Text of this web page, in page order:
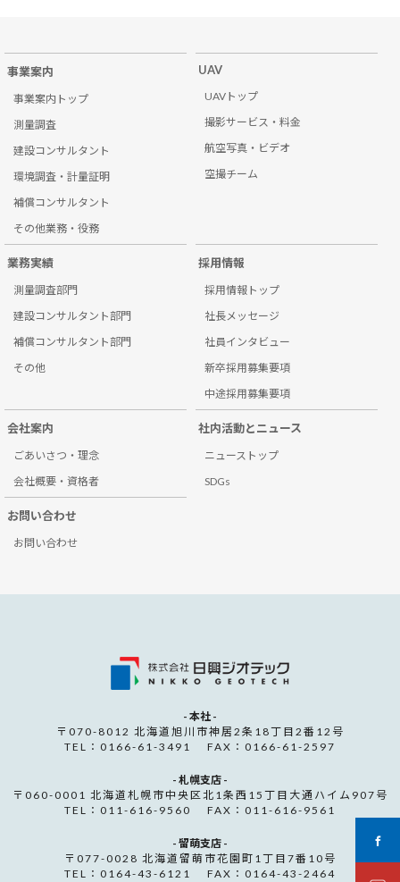
事業案内
事業案内トップ
測量調査
建設コンサルタント
環境調査・計量証明
補償コンサルタント
その他業務・役務
UAV
UAVトップ
撮影サービス・料金
航空写真・ビデオ
空撮チーム
業務実績
測量調査部門
建設コンサルタント部門
補償コンサルタント部門
その他
採用情報
採用情報トップ
社長メッセージ
社員インタビュー
新卒採用募集要項
中途採用募集要項
会社案内
ごあいさつ・理念
会社概要・資格者
社内活動とニュース
ニューストップ
SDGs
お問い合わせ
お問い合わせ
- 本社 -
〒070-8012 北海道旭川市神居2条18丁目2番12号
TEL：0166-61-3491 FAX：0166-61-2597
- 札幌支店 -
〒060-0001 北海道札幌市中央区北1条西15丁目大通ハイム907号
TEL：011-616-9560 FAX：011-616-9561
- 留萌支店 -
〒077-0028 北海道留萌市花園町1丁目7番10号
TEL：0164-43-6121 FAX：0164-43-2464